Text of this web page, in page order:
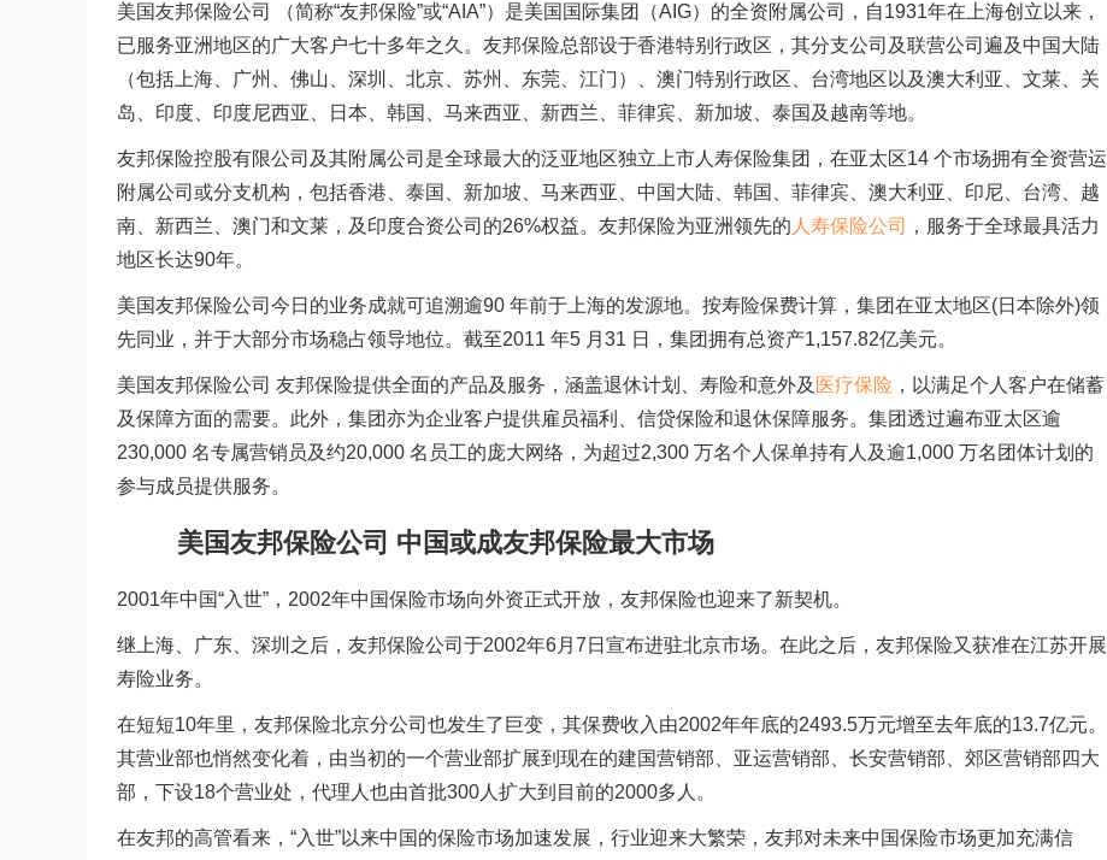
美国友邦保险公司 （简称“友邦保险”或“AIA”）是美国国际集团（AIG）的全资附属公司，自1931年在上海创立以来，
已服务亚洲地区的广大客户七十多年之久。友邦保险总部设于香港特别行政区，其分支公司及联营公司遍及中国大陆
（包括上海、广州、佛山、深圳、北京、苏州、东莞、江门）、澳门特别行政区、台湾地区以及澳大利亚、文莱、关
岛、印度、印度尼西亚、日本、韩国、马来西亚、新西兰、菲律宾、新加坡、泰国及越南等地。
友邦保险控股有限公司及其附属公司是全球最大的泛亚地区独立上市人寿保险集团，在亚太区14 个市场拥有全资营运
附属公司或分支机构，包括香港、泰国、新加坡、马来西亚、中国大陆、韩国、菲律宾、澳大利亚、印尼、台湾、越
南、新西兰、澳门和文莱，及印度合资公司的26%权益。友邦保险为亚洲领先的 人寿保险公司
，服务于全球最具活力
地区长达90年。
美国友邦保险公司今日的业务成就可追溯逾90 年前于上海的发源地。按寿险保费计算，集团在亚太地区(日本除外)领
先同业，并于大部分市场稳占领导地位。截至2011 年5 月31 日，集团拥有总资产1,157.82亿美元。
美国友邦保险公司 友邦保险提供全面的产品及服务，涵盖退休计划、寿险和意外及 医疗保险 ，以满足个人客户在储蓄
及保障方面的需要。此外，集团亦为企业客户提供雇员福利、信贷保险和退休保障服务。集团透过遍布亚太区逾
230,000 名专属营销员及约20,000 名员工的庞大网络，为超过2,300 万名个人保单持有人及逾1,000 万名团体计划的
参与成员提供服务。
美国友邦保险公司 中国或成友邦保险最大市场
2001年中国“入世”，2002年中国保险市场向外资正式开放，友邦保险也迎来了新契机。
继上海、广东、深圳之后，友邦保险公司于2002年6月7日宣布进驻北京市场。在此之后，友邦保险又获准在江苏开展
寿险业务。
在短短10年里，友邦保险北京分公司也发生了巨变，其保费收入由2002年年底的2493.5万元增至去年底的13.7亿元。
其营业部也悄然变化着，由当初的一个营业部扩展到现在的建国营销部、亚运营销部、长安营销部、郊区营销部四大
部，下设18个营业处，代理人也由首批300人扩大到目前的2000多人。
在友邦的高管看来，“入世”以来中国的保险市场加速发展，行业迎来大繁荣，友邦对未来中国保险市场更加充满信